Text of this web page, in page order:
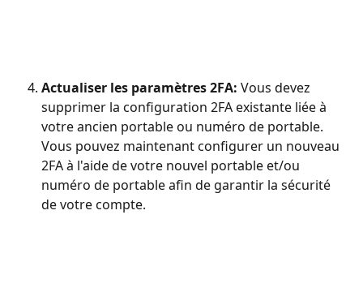
Actualiser les paramètres 2FA: Vous devez
supprimer la configuration 2FA existante liée à
votre ancien portable ou numéro de portable.
Vous pouvez maintenant configurer un nouveau
2FA à l'aide de votre nouvel portable et/ou
numéro de portable afin de garantir la sécurité
de votre compte.